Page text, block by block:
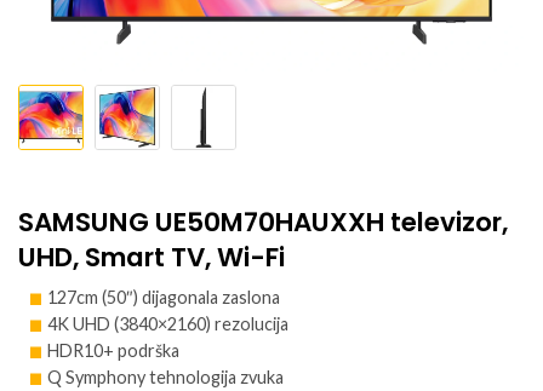
SAMSUNG UE50M70HAUXXH televizor,
UHD, Smart TV, Wi-Fi
127cm (50″) dijagonala zaslona
4K UHD (3840×2160) rezolucija
HDR10+ podrška
Q Symphony tehnologija zvuka